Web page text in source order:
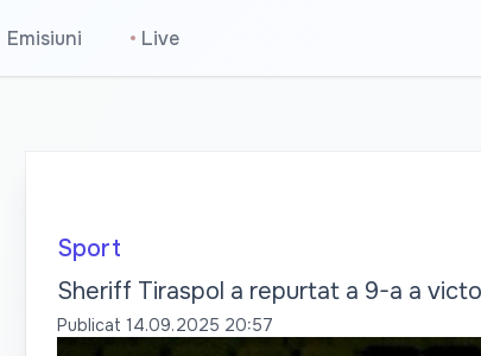
Emisiuni • Live
Sport
Sheriff Tiraspol a repurtat a 9-a a
Publicat 14.09.2025 20:57